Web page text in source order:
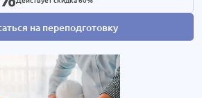
на переподготовку